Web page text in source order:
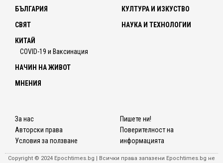
БЪЛГАРИЯ
СВЯТ
КИТАЙ
COVID-19 и Ваксинация
КУЛТУРА И ИЗКУСТВО
НАУКА И ТЕХНОЛОГИИ
НАЧИН НА ЖИВОТ
МНЕНИЯ
За нас
Авторски права
Условия за ползване
Пишете ни!
Поверителност на
информацията
Copyright © 2024 Epochtimes.bg | Всички права запазени Epochtimes.bg не